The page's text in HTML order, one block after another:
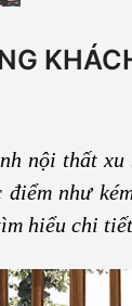
nội thất
điểm như
hiểu chi